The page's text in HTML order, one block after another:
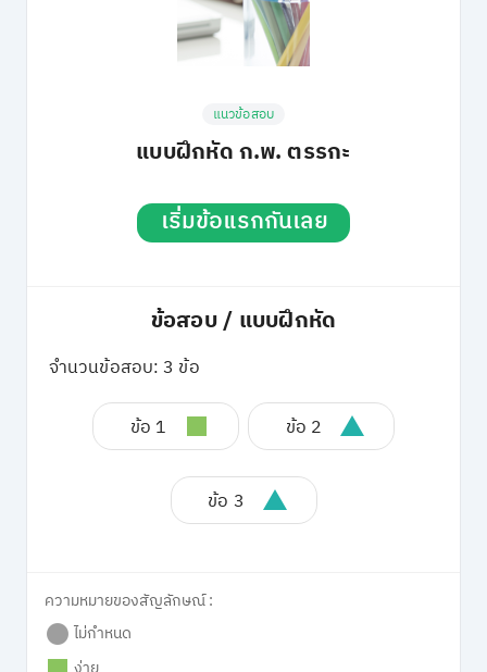
แนวข้อสอบ
แบบฝึกหัด ก.พ. ตรรกะ
เริ่มข้อแรกกันเลย
ข้อสอบ / แบบฝึกหัด
จำนวนข้อสอบ: 3 ข้อ
ข้อ 1 ข้อ 2
ข้อ 3
ความหมายของสัญลักษณ์ :
ไม่กำหนด